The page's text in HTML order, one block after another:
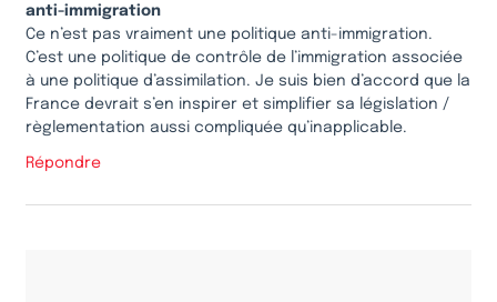
anti-immigration
Ce n’est pas vraiment une politique anti-immigration.
C’est une politique de contrôle de l’immigration associée
à une politique d’assimilation. Je suis bien d’accord que la
France devrait s’en inspirer et simplifier sa législation /
règlementation aussi compliquée qu’inapplicable.
Répondre